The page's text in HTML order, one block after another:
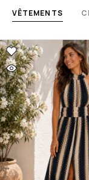
VÊTEMENTS